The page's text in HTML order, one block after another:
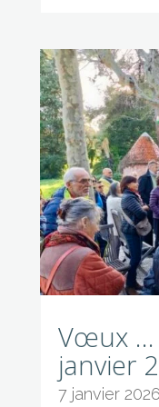
Vœux …
janvier
7 janvier 2026